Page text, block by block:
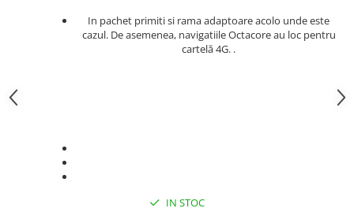
In pachet primiti si rama adaptoare acolo unde este
cazul. De asemenea, navigatiile Octacore au loc pentru
cartelă 4G. .
IN STOC